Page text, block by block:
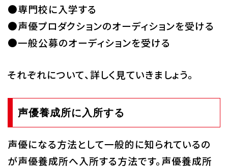
●専門校に入学する
●声優プロダクションのオーディションを受ける
●一般公募のオーディションを受ける
それぞれについて、詳しく見ていきましょう。
声優養成所に入所する
声優になる方法として一般的に知られているの
が声優養成所へ入所する方法です。声優養成所